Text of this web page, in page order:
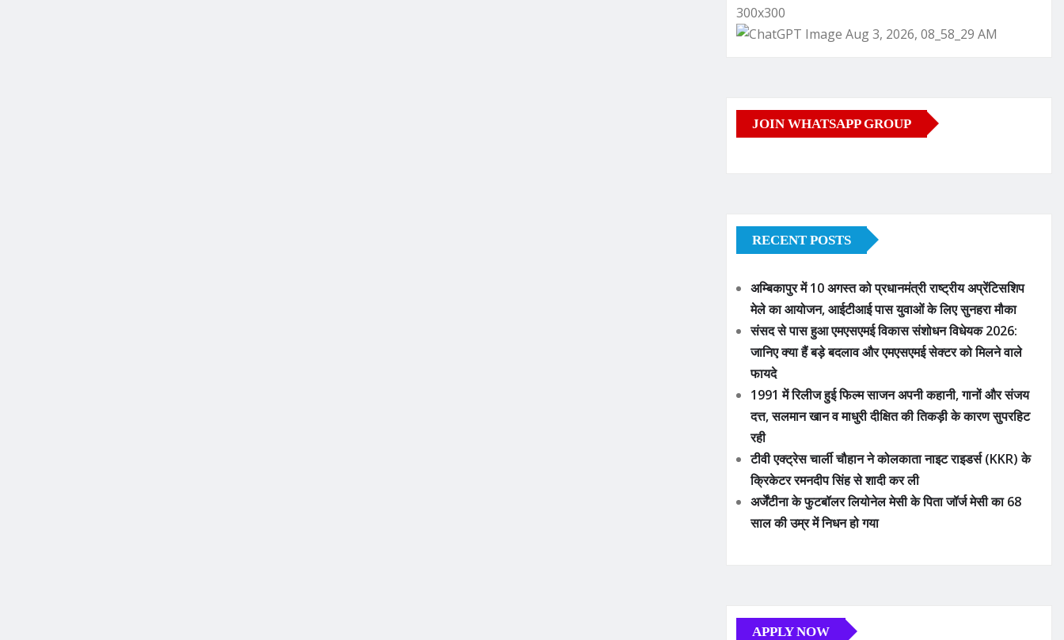
JOIN WHATSAPP GROUP
RECENT POSTS
अम्बिकापुर में 10 अगस्त को प्रधानमंत्री राष्ट्रीय अप्रेंटिसशिप
मेले का आयोजन, आईटीआई पास युवाओं के लिए सुनहरा मौका
संसद से पास हुआ एमएसएमई विकास संशोधन विधेयक 2026:
जानिए क्या हैं बड़े बदलाव और एमएसएमई सेक्टर को मिलने वाले
फायदे
1991 में रिलीज हुई फिल्म साजन अपनी कहानी, गानों और संजय
दत्त, सलमान खान व माधुरी दीक्षित की तिकड़ी के कारण सुपरहिट
रही
टीवी एक्ट्रेस चार्ली चौहान ने कोलकाता नाइट राइडर्स (KKR) के
क्रिकेटर रमनदीप सिंह से शादी कर ली
अर्जेंटीना के फुटबॉलर लियोनेल मेसी के पिता जॉर्ज मेसी का 68
साल की उम्र में निधन हो गया
APPLY NOW